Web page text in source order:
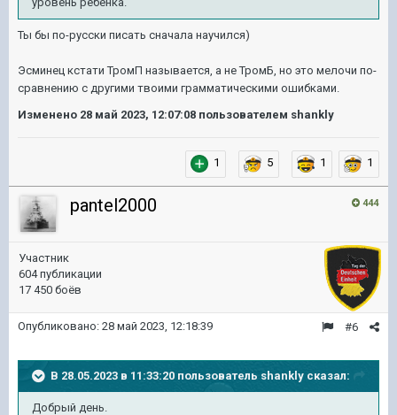
Ты бы по-русски писать сначала научился)
Эсминец кстати ТромП называется, а не ТромБ, но это мелочи по-
сравнению с другими твоими грамматическими ошибками.
Изменено 28 май 2023, 12:07:08 пользователем shankly
1 5 1 1
444
pantel2000
Участник
604 публикации
17 450 боёв
#6
Опубликовано: 28 май 2023, 12:18:39
В 28.05.2023 в 11:33:20 пользователь shankly сказал:
Добрый день.